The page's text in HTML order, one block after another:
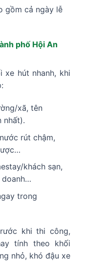
gồm cả ngày lễ
phố Hội An
hút nhanh, khi
xã, tên
nhất).
rút chậm,
khách sạn,
doanh…
trong
khi thi công,
tính theo khối
nhỏ, khó đậu xe